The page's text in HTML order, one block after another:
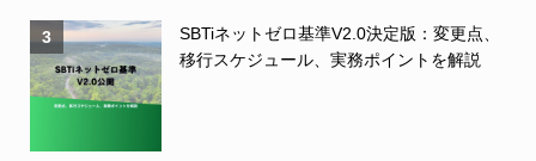
3
SBTiネットゼロ基準V2.0決定版：変更点、
移行スケジュール、実務ポイントを解説